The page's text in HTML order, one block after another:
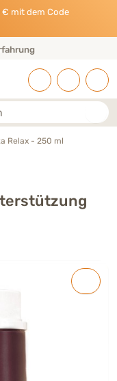
€ mit dem Code
Relax - 250 ml